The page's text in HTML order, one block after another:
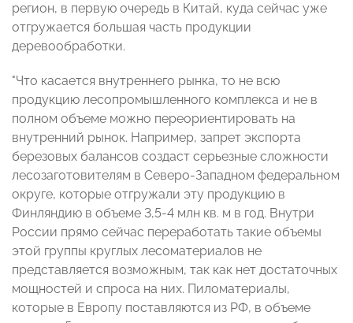
регион, в первую очередь в Китай, куда сейчас уже
отгружается большая часть продукции
деревообработки.
"Что касается внутреннего рынка, то не всю
продукцию лесопромышленного комплекса и не в
полном объеме можно переориентировать на
внутренний рынок. Например, запрет экспорта
березовых балансов создаст серьезные сложности
лесозаготовителям в Северо-Западном федеральном
округе, которые отгружали эту продукцию в
Финляндию в объеме 3,5-4 млн кв. м в год. Внутри
России прямо сейчас переработать такие объемы
этой группы круглых лесоматериалов не
представляется возможным, так как нет достаточных
мощностей и спроса на них. Пиломатериалы,
которые в Европу поставляются из РФ, в объеме